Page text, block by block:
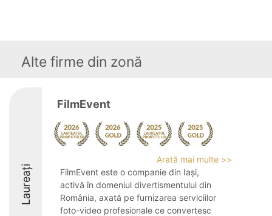
Alte firme din zonă
Laureați
FilmEvent
Arată mai multe >>
FilmEvent este o companie din Iași,
activă în domeniul divertismentului din
România, axată pe furnizarea serviciilor
foto-video profesionale ce convertesc